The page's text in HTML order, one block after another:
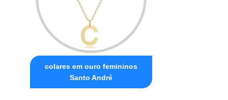
colares em ouro femininos
Santo André